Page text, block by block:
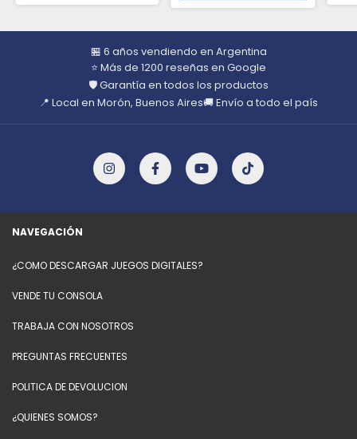
🏪 6 años vendiendo en Argentina
⭐ Más de 1200 reseñas en Google
🛡️ Garantía en todos los productos
📍 Local en Morón, Buenos Aires🚚 Envío a todo el país
NAVEGACIÓN
¿COMO DESCARGAR JUEGOS DIGITALES?
VENDE TU CONSOLA
TRABAJA CON NOSOTROS
PREGUNTAS FRECUENTES
POLITICA DE DEVOLUCION
¿QUIENES SOMOS?